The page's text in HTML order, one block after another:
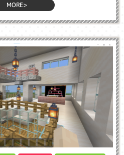
MORE>